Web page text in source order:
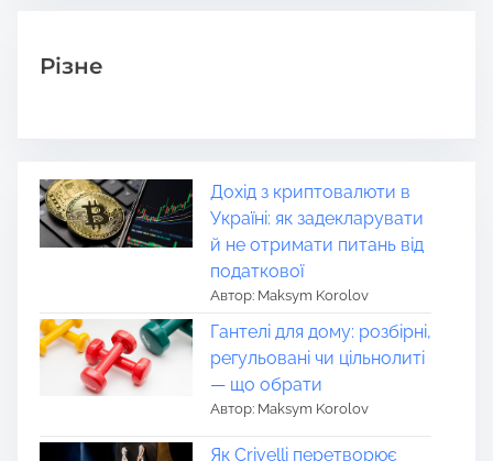
Різне
Дохід з криптовалюти в
Україні: як задекларувати
й не отримати питань від
податкової
Автор: Maksym Korolov
Гантелі для дому: розбірні,
регульовані чи цільнолиті
— що обрати
Автор: Maksym Korolov
Як Crivelli перетворює